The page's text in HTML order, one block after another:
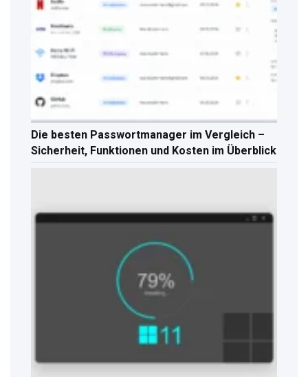
Die besten Passwortmanager im Vergleich –
Sicherheit, Funktionen und Kosten im Überblick